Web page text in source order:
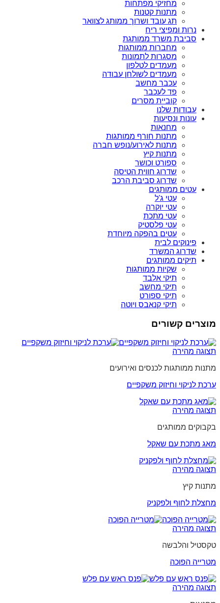
מחזיקי מפתחות
מתנות קטנות
תג עובד ושרוך ממותג לצוואר
נרות ומפיצי ריח
סביבת משרד ממותגת
מחברות ממותגות
מסגרות לתמונות
מעמדים לטלפון
מעמדים לשולחן עבודה
עכבר מחשב
פד לעכבר
קוביית מסרים
עבודות שלנו
עונות ונסיעות
מחנאות
מתנות חורף ממותגות
מתנות לאירוע/נופש חברה
מתנות קיץ
ספורט וכושר
שדרוג חווית הטיסה
שדרוג סביבת הרכב
עטים ממותגים
עטי ג'ל
עטי יוקרה
עטי מתכת
עטי פלסטיק
עטים בהפקה מיוחדת
פינוקים לבית
שדרוג המשרד
תיקים ממותגים
שקיות ממותגות
תיקי אלבד
תיקי מחשב
תיקי ספורט
תיקי קנאבס ויוטה
מוצרים קשורים
תצוגה מהירה
מתנות ממותגות לכנסים ואירועים
ערכת לניקוי וחיזוק משקפיים
תצוגה מהירה
בקבוקים ממותגים
מאג מתכת עם שאקל
תצוגה מהירה
מתנות קיץ
מחצלת לחוף ולפקניק
תצוגה מהירה
טקסטיל והלבשה
מטרייה הפוכה
תצוגה מהירה